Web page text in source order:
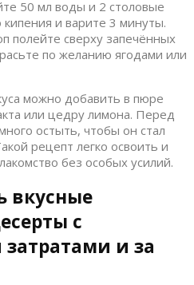
50 мл воды и 2 столовые
и варите 3 минуты.
полейте сверху запечённых
по желанию ягодами или
можно добавить в пюре
или цедру лимона. Перед
остыть, чтобы он стал
рецепт легко освоить и
без особых усилий.
вкусные
с
и за